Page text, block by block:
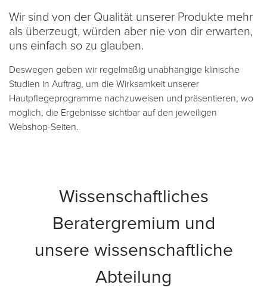
Wir sind von der Qualität unserer Produkte mehr
als überzeugt, würden aber nie von dir erwarten,
uns einfach so zu glauben.
Deswegen geben wir regelmäßig unabhängige klinische
Studien in Auftrag, um die Wirksamkeit unserer
Hautpflegeprogramme nachzuweisen und präsentieren, wo
möglich, die Ergebnisse sichtbar auf den jeweiligen
Webshop-Seiten.
Wissenschaftliches
Beratergremium und
unsere wissenschaftliche
Abteilung